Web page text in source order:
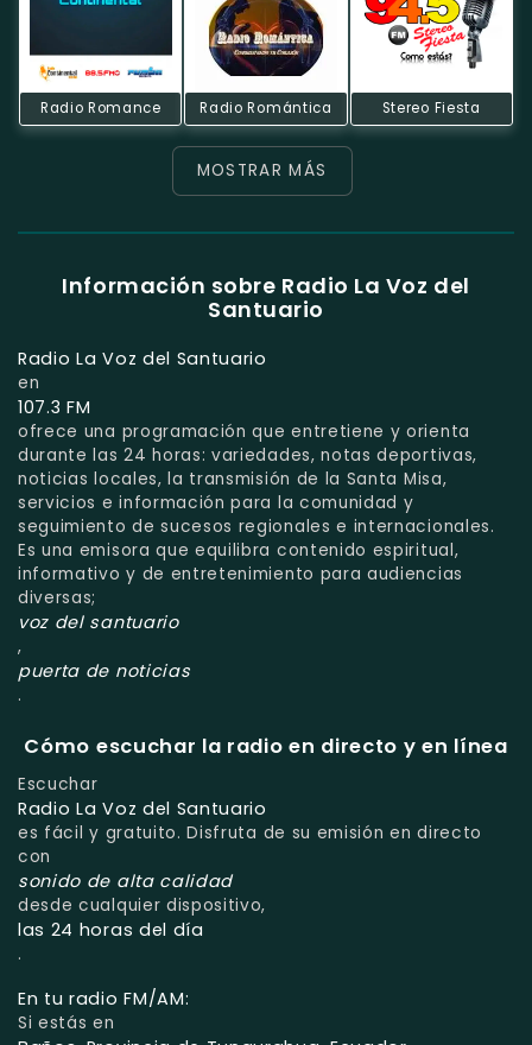
Radio Romance Radio Romántica Stereo Fiesta
MOSTRAR MÁS
Información sobre Radio La Voz del
Santuario
Radio La Voz del Santuario
en
107.3 FM
ofrece una programación que entretiene y orienta
durante las 24 horas: variedades, notas deportivas,
noticias locales, la transmisión de la Santa Misa,
servicios e información para la comunidad y
seguimiento de sucesos regionales e internacionales.
Es una emisora que equilibra contenido espiritual,
informativo y de entretenimiento para audiencias
diversas;
voz del santuario
,
puerta de noticias
.
Cómo escuchar la radio en directo y en línea
Escuchar
Radio La Voz del Santuario
es fácil y gratuito. Disfruta de su emisión en directo
con
sonido de alta calidad
desde cualquier dispositivo,
las 24 horas del día
.
En tu radio FM/AM:
Si estás en